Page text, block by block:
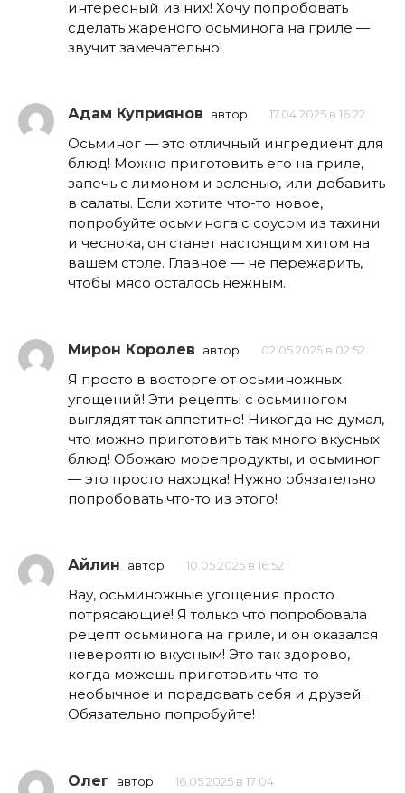
интересный из них! Хочу попробовать
сделать жареного осьминога на гриле —
звучит замечательно!
Адам Куприянов автор 17.04.2025 в 16:22
Осьминог — это отличный ингредиент для
блюд! Можно приготовить его на гриле,
запечь с лимоном и зеленью, или добавить
в салаты. Если хотите что-то новое,
попробуйте осьминога с соусом из тахини
и чеснока, он станет настоящим хитом на
вашем столе. Главное — не пережарить,
чтобы мясо осталось нежным.
Мирон Королев автор 02.05.2025 в 02:52
Я просто в восторге от осьминожных
угощений! Эти рецепты с осьминогом
выглядят так аппетитно! Никогда не думал,
что можно приготовить так много вкусных
блюд! Обожаю морепродукты, и осьминог
— это просто находка! Нужно обязательно
попробовать что-то из этого!
Айлин автор 10.05.2025 в 16:52
Вау, осьминожные угощения просто
потрясающие! Я только что попробовала
рецепт осьминога на гриле, и он оказался
невероятно вкусным! Это так здорово,
когда можешь приготовить что-то
необычное и порадовать себя и друзей.
Обязательно попробуйте!
Олег автор 16.05.2025 в 17:04